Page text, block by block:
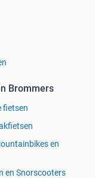
Brommers
fietsen
en
en Snorscooters